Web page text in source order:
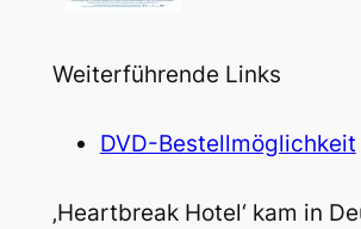
Weiterführende Links
DVD-Bestellmöglichkeit
‚Heartbreak Hotel‘ kam in